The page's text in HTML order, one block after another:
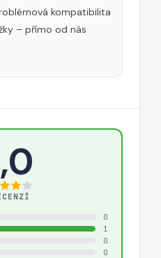
kompatibilita
– přímo od nás
0
1
0
0